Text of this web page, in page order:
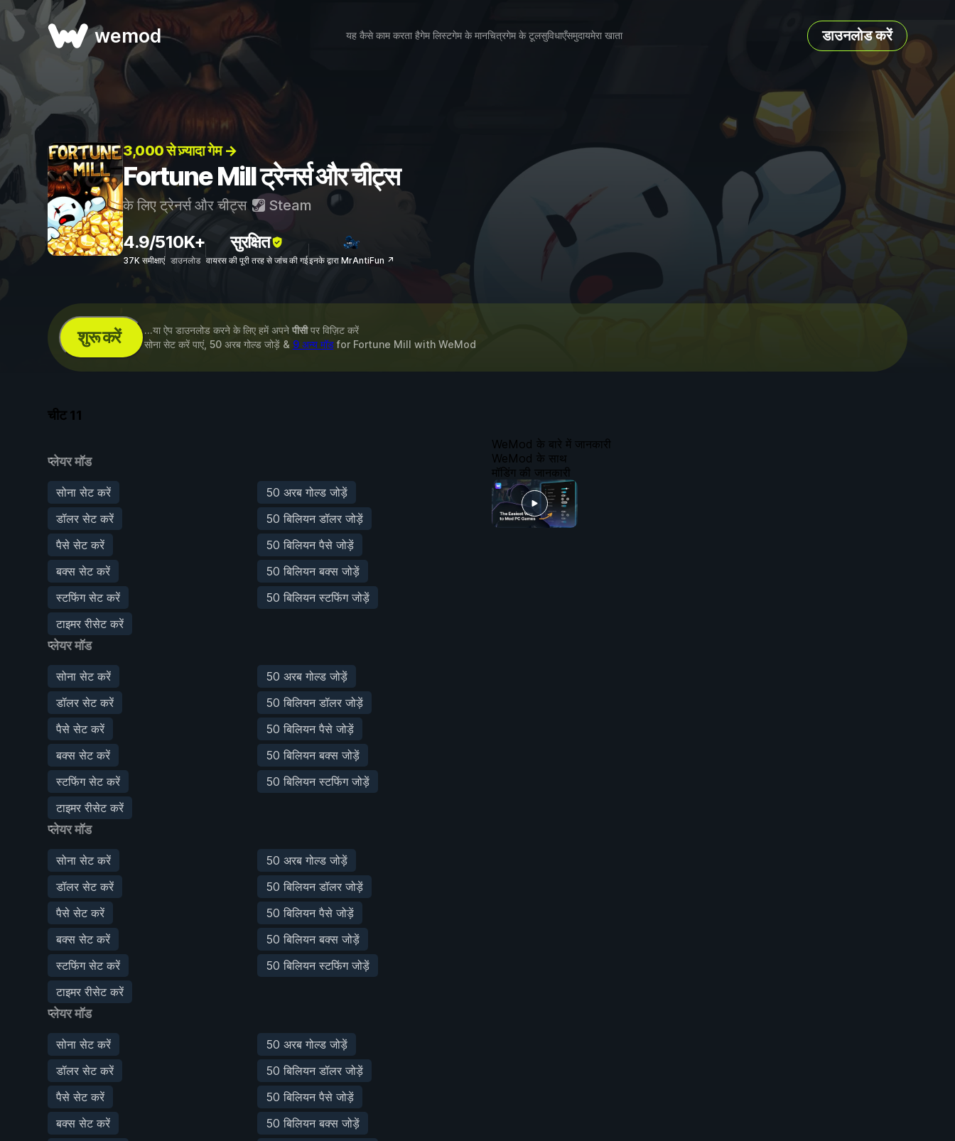
wemod यह कैसे काम करता हैगेम लिस्टगेम के मानचित्रगेम के टूलसुविधाएँसमुदायमेरा खाता डाउनलोड करें
3,000 से ज़्यादा गेम →
Fortune Mill ट्रेनर्स और चीट्स
के लिए ट्रेनर्स और चीट्स Steam
4.9/5
37K समीक्षाएं
10K+
डाउनलोड
सुरक्षित
वायरस की पूरी तरह से जांच की गईइनके द्वारा MrAntiFun ↗
शुरू करें ...या ऐप डाउनलोड करने के लिए हमें अपने पीसीपर विज़िट करें
सोना सेट करें पाएं, 50 अरब गोल्ड जोड़ें & 9 अन्य मॉडfor Fortune Mill with WeMod
चीट 11
प्लेयर मॉड
सोना सेट करें
50 अरब गोल्ड जोड़ें
डॉलर सेट करें
50 बिलियन डॉलर जोड़ें
पैसे सेट करें
50 बिलियन पैसे जोड़ें
बक्स सेट करें
50 बिलियन बक्स जोड़ें
स्टफिंग सेट करें
50 बिलियन स्टफिंग जोड़ें
टाइमर रीसेट करें
प्लेयर मॉड
सोना सेट करें
50 अरब गोल्ड जोड़ें
डॉलर सेट करें
50 बिलियन डॉलर जोड़ें
पैसे सेट करें
50 बिलियन पैसे जोड़ें
बक्स सेट करें
50 बिलियन बक्स जोड़ें
स्टफिंग सेट करें
50 बिलियन स्टफिंग जोड़ें
टाइमर रीसेट करें
प्लेयर मॉड
सोना सेट करें
50 अरब गोल्ड जोड़ें
डॉलर सेट करें
50 बिलियन डॉलर जोड़ें
पैसे सेट करें
50 बिलियन पैसे जोड़ें
बक्स सेट करें
50 बिलियन बक्स जोड़ें
स्टफिंग सेट करें
50 बिलियन स्टफिंग जोड़ें
टाइमर रीसेट करें
प्लेयर मॉड
सोना सेट करें
50 अरब गोल्ड जोड़ें
डॉलर सेट करें
50 बिलियन डॉलर जोड़ें
पैसे सेट करें
50 बिलियन पैसे जोड़ें
बक्स सेट करें
50 बिलियन बक्स जोड़ें
WeMod के बारे में जानकारी
WeMod के साथ
मॉडिंग की जानकारी